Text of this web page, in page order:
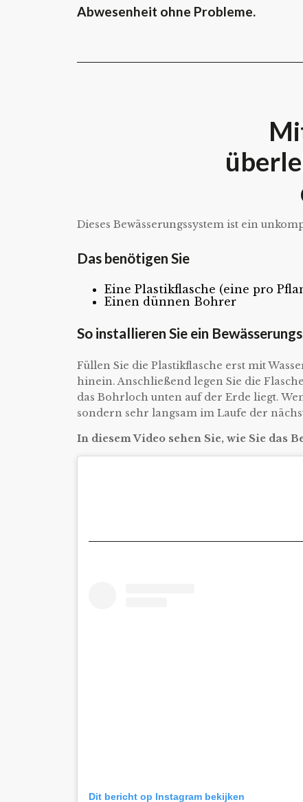
Abwesenheit ohne Probleme.
Dieses Bewässerungssystem ist ein
Das benötigen Sie
Eine Plastikflasche (eine pro
Einen dünnen Bohrer
So installieren Sie ein
Füllen Sie die Plastikflasche erst mit
hinein. Anschließend legen Sie die
das Bohrloch unten auf der Erde liegt.
sondern sehr langsam im Laufe der
In diesem Video sehen Sie, wie Sie das
Dit bericht op Instagram bekijken